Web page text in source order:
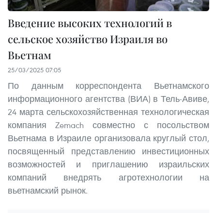
Введение высоких технологий в
сельское хозяйство Израиля во
Вьетнам
25/03/2025 07:05
По данным корреспондента Вьетнамского
информационного агентства (ВИА) в Тель-Авиве,
24 марта сельскохозяйственная технологическая
компания Zemach совместно с посольством
Вьетнама в Израиле организовала круглый стол,
посвященный представлению инвестиционных
возможностей и приглашению израильских
компаний внедрять агротехнологии на
вьетнамский рынок.